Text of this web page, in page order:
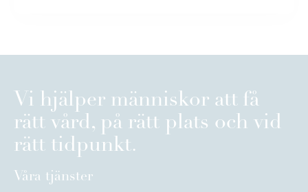
Vi hjälper människor att få
rätt vård, på rätt plats och vid
rätt tidpunkt.
Våra tjänster